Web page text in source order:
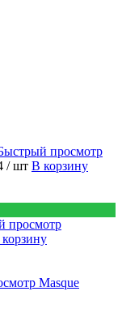
просмотр
/ шт В корзину
просмотр
Masque